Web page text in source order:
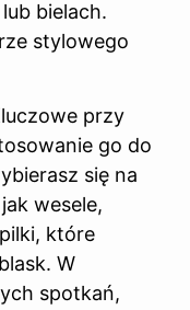
bielach.
stylowego
przy
go do
się na
wesele,
które
W
spotkań,